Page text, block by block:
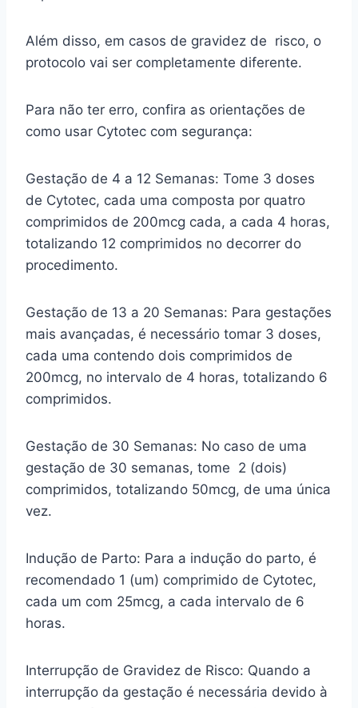
Além disso, em casos de gravidez de risco, o
protocolo vai ser completamente diferente.
Para não ter erro, confira as orientações de
como usar Cytotec com segurança:
Gestação de 4 a 12 Semanas: Tome 3 doses
de Cytotec, cada uma composta por quatro
comprimidos de 200mcg cada, a cada 4 horas,
totalizando 12 comprimidos no decorrer do
procedimento.
Gestação de 13 a 20 Semanas: Para gestações
mais avançadas, é necessário tomar 3 doses,
cada uma contendo dois comprimidos de
200mcg, no intervalo de 4 horas, totalizando 6
comprimidos.
Gestação de 30 Semanas: No caso de uma
gestação de 30 semanas, tome 2 (dois)
comprimidos, totalizando 50mcg, de uma única
vez.
Indução de Parto: Para a indução do parto, é
recomendado 1 (um) comprimido de Cytotec,
cada um com 25mcg, a cada intervalo de 6
horas.
Interrupção de Gravidez de Risco: Quando a
interrupção da gestação é necessária devido à